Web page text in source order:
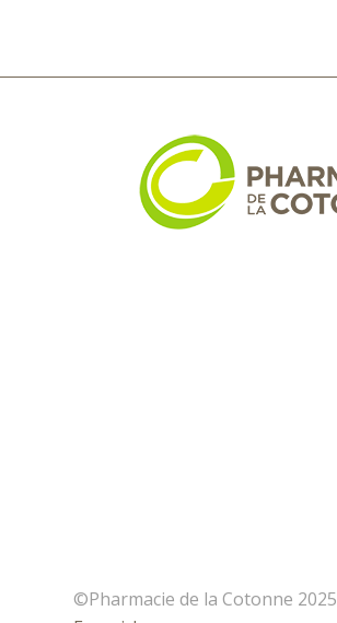
©Pharmacie de la Cotonne 2025